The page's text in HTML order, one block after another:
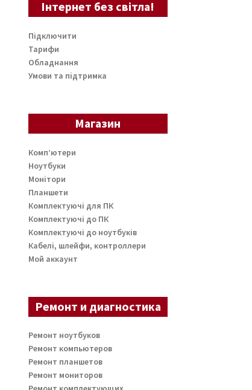
Інтернет без світла!
Підключити
Тарифи
Обладнання
Умови та підтримка
Магазин
Комп’ютери
Ноутбуки
Монітори
Планшети
Комплектуючі для ПК
Комплектуючі до ПК
Комплектуючі до ноутбуків
Кабелі, шлейфи, контроллери
Мой аккаунт
Ремонт и диагностика
Ремонт ноутбуков
Ремонт компьютеров
Ремонт планшетов
Ремонт мониторов